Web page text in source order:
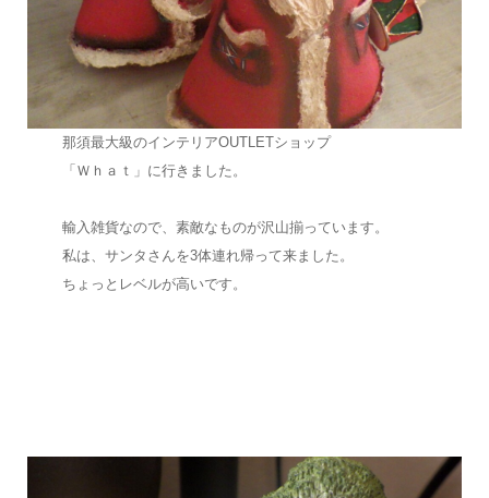
那須最大級のインテリアOUTLETショップ
「Ｗｈａｔ」に行きました。
輸入雑貨なので、素敵なものが沢山揃っています。
私は、サンタさんを3体連れ帰って来ました。
ちょっとレベルが高いです。